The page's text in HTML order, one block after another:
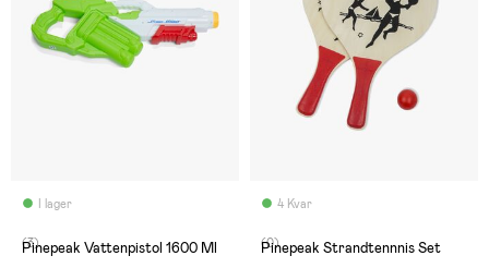
I lager
(3)
Pinepeak Vattenpistol 1600 Ml
4 Kvar
(0)
Pinepeak Strandtennnis Set